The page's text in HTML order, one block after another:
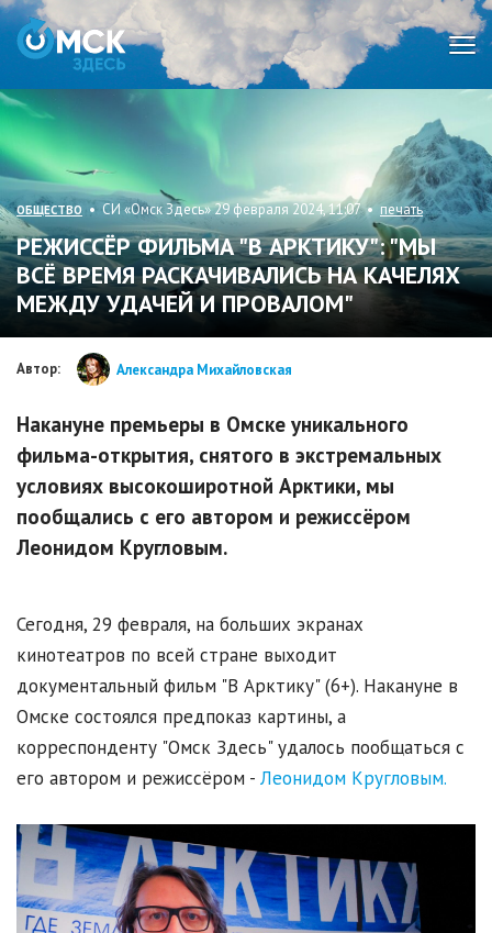
ОБЩЕСТВО • СИ «Омск Здесь» 29 февраля 2024, 11:07 • печать
РЕЖИССЁР ФИЛЬМА "В АРКТИКУ": "МЫ
ВСЁ ВРЕМЯ РАСКАЧИВАЛИСЬ НА КАЧЕЛЯХ
МЕЖДУ УДАЧЕЙ И ПРОВАЛОМ"
Автор: Александра Михайловская
Накануне премьеры в Омске уникального
фильма-открытия, снятого в экстремальных
условиях высокоширотной Арктики, мы
пообщались с его автором и режиссёром
Леонидом Кругловым.
Сегодня, 29 февраля, на больших экранах
кинотеатров по всей стране выходит
документальный фильм "В Арктику" (6+). Накануне в
Омске состоялся предпоказ картины, а
корреспонденту "Омск Здесь" удалось пообщаться с
его автором и режиссёром - Леонидом Кругловым.